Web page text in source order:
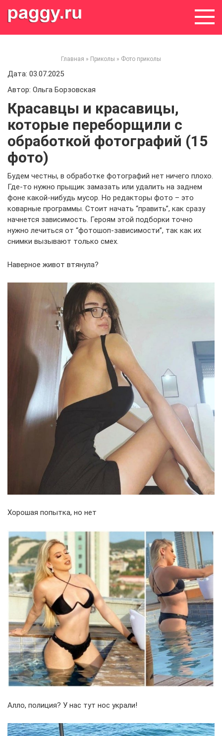
Главная » Приколы » Фото приколы
Дата: 03.07.2025
Автор: Ольга Борзовская
Красавцы и красавицы,
которые переборщили с
обработкой фотографий (15
фото)
Будем честны, в обработке фотографий нет ничего плохо.
Где-то нужно прыщик замазать или удалить на заднем
фоне какой-нибудь мусор. Но редакторы фото – это
коварные программы. Стоит начать “править”, как сразу
начнется зависимость. Героям этой подборки точно
нужно лечиться от “фотошоп-зависимости”, так как их
снимки вызывают только смех.
Наверное живот втянула?
Хорошая попытка, но нет
Алло, полиция? У нас тут нос украли!